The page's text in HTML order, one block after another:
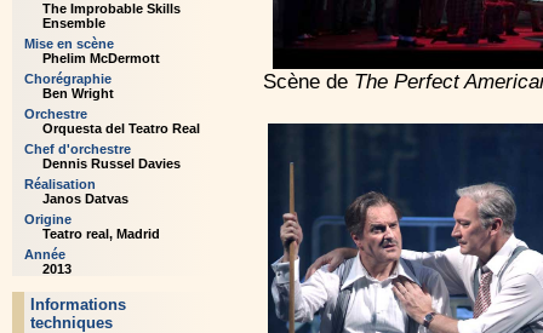
The Improbable Skills
Ensemble
Mise en scène
Phelim McDermott
Chorégraphie
Ben Wright
Orchestre
Orquesta del Teatro Real
Chef d'orchestre
Dennis Russel Davies
Réalisation
Janos Datvas
Origine
Teatro real, Madrid
Année
2013
Informations
techniques
Scène de The Perfect